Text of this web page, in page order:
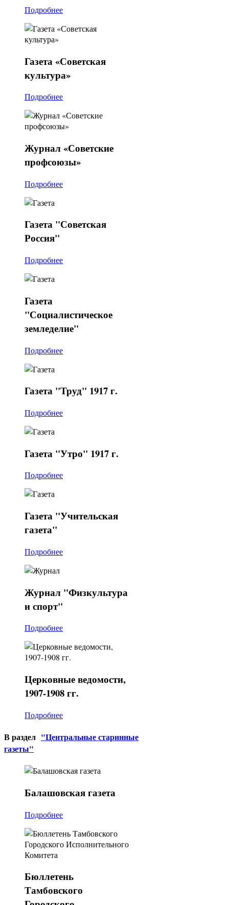
Подробнее
Газета«Советская
культура»
Подробнее
Журнал«Советские
профсоюзы»
Подробнее
Газета "Советская
Россия"
Подробнее
Газета
"Социалистическое
земледелие"
Подробнее
Газета "Труд" 1917 г.
Подробнее
Газета "Утро" 1917 г.
Подробнее
Газета "Учительская
газета"
Подробнее
Журнал "Физкультура
и спорт"
Подробнее
Церковныеведомости,
1907-1908 гг.
Подробнее
В раздел "Центральные старинные
газеты"
Балашовскаягазета
Подробнее
Бюллетень
Тамбовского